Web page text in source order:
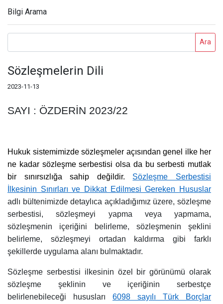
İLETIŞIM
TR EN
Bilgi Arama
Ara
Sözleşmelerin Dili
2023-11-13
SAYI : ÖZDERİN 2023/22
Hukuk sistemimizde sözleşmeler açısından genel ilke her
ne kadar sözleşme serbestisi olsa da bu serbesti mutlak
bir sınırsızlığa sahip değildir. Sözleşme Serbestisi
İlkesinin Sınırları ve Dikkat Edilmesi Gereken Hususlar
adlı bültenimizde detaylıca açıkladığımız üzere, sözleşme
serbestisi, sözleşmeyi yapma veya yapmama,
sözleşmenin içeriğini belirleme, sözleşmenin şeklini
belirleme, sözleşmeyi ortadan kaldırma gibi farklı
şekillerde uygulama alanı bulmaktadır.
Sözleşme serbestisi ilkesinin özel bir görünümü olarak
sözleşme şeklinin ve içeriğinin serbestçe
belirlenebileceği hususları 6098 sayılı Türk Borçlar